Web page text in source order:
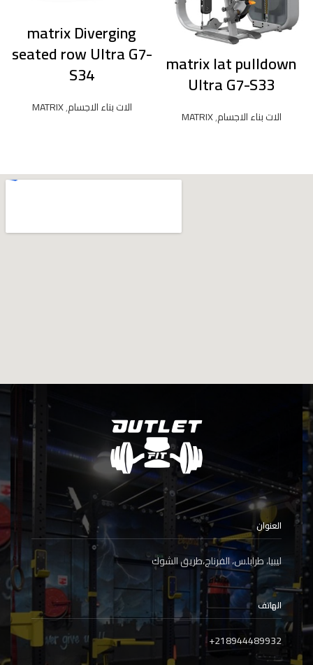
matrix lat pulldown
Ultra G7-S33
الات بناء الاجسام,
MATRIX
matrix Diverging
seated row Ultra G7-
S34
الات بناء الاجسام,
MATRIX
العنوان
ليبيا، طرابلس، الفرناج،طريق الشوك
الهاتف
218944489932
+